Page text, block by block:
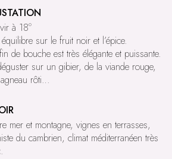
à 18°
équilibre sur le fruit noir et l’épice.
de bouche est très élégante et puissante.
sur un gibier, de la viande rouge,
rôti…
mer et montagne, vignes en terrasses,
du cambrien, climat méditerranéen très